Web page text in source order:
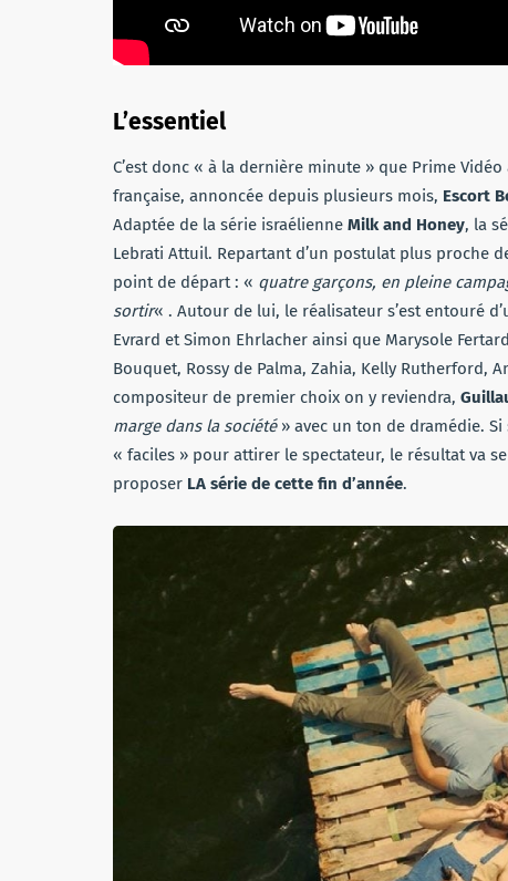
L’essentiel
C’est donc « à la dernière minute » que Prime Vidéo
française, annoncée depuis plusieurs mois, Escort
Adaptée de la série israélienne Milk and Honey, la
Lebrati Attuil. Repartant d’un postulat plus proche
point de départ : « quatre garçons, en pleine
sortir« . Autour de lui, le réalisateur s’est entouré
Evrard et Simon Ehrlacher ainsi que Marysole
Bouquet, Rossy de Palma, Zahia, Kelly Rutherford,
compositeur de premier choix on y reviendra,
marge dans la société» avec un ton de dramédie.
« faciles » pour attirer le spectateur, le résultat va
proposer LA série de cette fin d’année.